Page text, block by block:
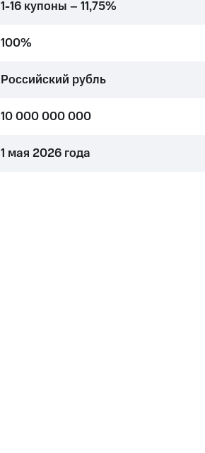
1-16 купоны – 11,75%
100%
Российский рубль
10 000 000 000
1 мая 2026 года